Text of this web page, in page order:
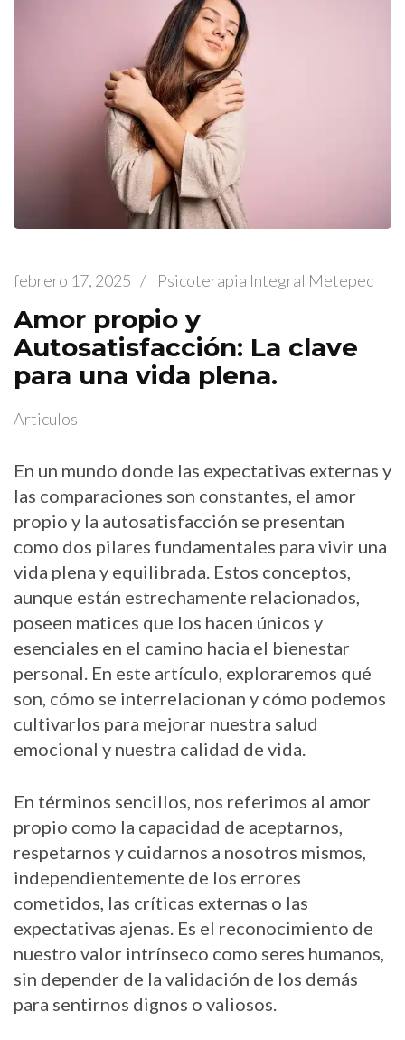
febrero 17, 2025 / Psicoterapia Integral Metepec
Amor propio y
Autosatisfacción: La clave
para una vida plena.
Articulos
En un mundo donde las expectativas externas y
las comparaciones son constantes, el amor
propio y la autosatisfacción se presentan
como dos pilares fundamentales para vivir una
vida plena y equilibrada. Estos conceptos,
aunque están estrechamente relacionados,
poseen matices que los hacen únicos y
esenciales en el camino hacia el bienestar
personal. En este artículo, exploraremos qué
son, cómo se interrelacionan y cómo podemos
cultivarlos para mejorar nuestra salud
emocional y nuestra calidad de vida.
En términos sencillos, nos referimos al amor
propio como la capacidad de aceptarnos,
respetarnos y cuidarnos a nosotros mismos,
independientemente de los errores
cometidos, las críticas externas o las
expectativas ajenas. Es el reconocimiento de
nuestro valor intrínseco como seres humanos,
sin depender de la validación de los demás
para sentirnos dignos o valiosos.